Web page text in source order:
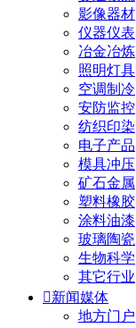
影像器材
仪器仪表
冶金冶炼
照明灯具
空调制冷
安防监控
纺织印染
电子产品
模具冲压
矿石金属
塑料橡胶
涂料油漆
玻璃陶瓷
生物科学
其它行业
新闻媒体
地方门户